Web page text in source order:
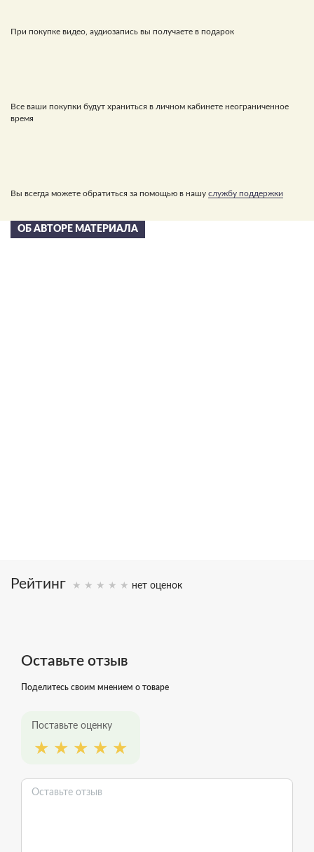
При покупке видео, аудиозапись вы получаете в подарок
Все ваши покупки будут храниться в личном кабинете неограниченное
время
Вы всегда можете обратиться за помощью в нашу службу поддержки
ОБ АВТОРЕ МАТЕРИАЛА
Рейтинг нет оценок
Оставьте отзыв
Поделитесь своим мнением о товаре
Поставьте оценку